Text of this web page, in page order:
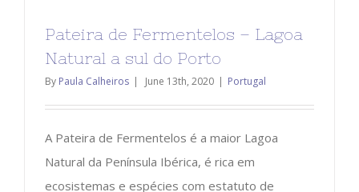
Pateira de Fermentelos – Lagoa
Natural a sul do Porto
By Paula Calheiros | June 13th, 2020 | Portugal
A Pateira de Fermentelos é a maior Lagoa
Natural da Península Ibérica, é rica em
ecosistemas e espécies com estatuto de